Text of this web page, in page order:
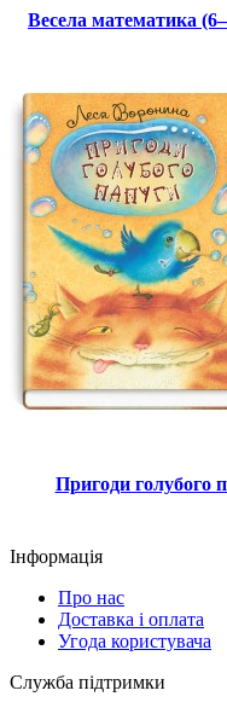
Весела математика
Пригоди голубого
Інформація
Про нас
Доставка і оплата
Угода користувача
Служба підтримки